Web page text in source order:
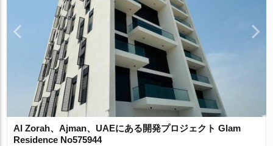
Al Zorah、Ajman、UAEにある開発プロジェクト Glam
Residence No575944